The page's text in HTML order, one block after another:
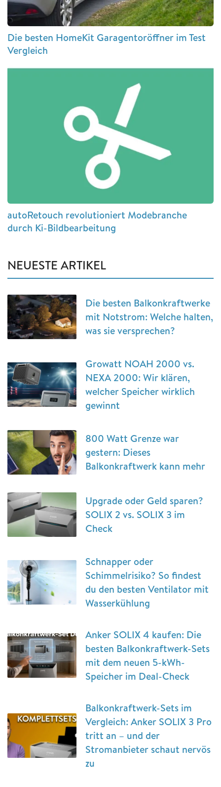
Die besten HomeKit Garagentoröffner im Test
Vergleich
autoRetouch revolutioniert Modebranche
durch Ki-Bildbearbeitung
NEUESTE ARTIKEL
Die besten Balkonkraftwerke
mit Notstrom: Welche halten,
was sie versprechen?
Growatt NOAH 2000 vs.
NEXA 2000: Wir klären,
welcher Speicher wirklich
gewinnt
800 Watt Grenze war
gestern: Dieses
Balkonkraftwerk kann mehr
Upgrade oder Geld sparen?
SOLIX 2 vs. SOLIX 3 im
Check
Schnapper oder
Schimmelrisiko? So findest
du den besten Ventilator mit
Wasserkühlung
Anker SOLIX 4 kaufen: Die
besten Balkonkraftwerk-Sets
mit dem neuen 5-kWh-
Speicher im Deal-Check
Balkonkraftwerk-Sets im
Vergleich: Anker SOLIX 3 Pro
tritt an – und der
Stromanbieter schaut nervös
zu